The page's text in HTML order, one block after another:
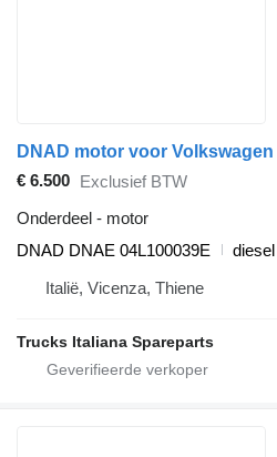
€ 6.500
Exclusief BTW
Onderdeel - motor
DNAD DNAE 04L100039E
diesel
Italië, Vicenza, Thiene
Trucks Italiana Spareparts